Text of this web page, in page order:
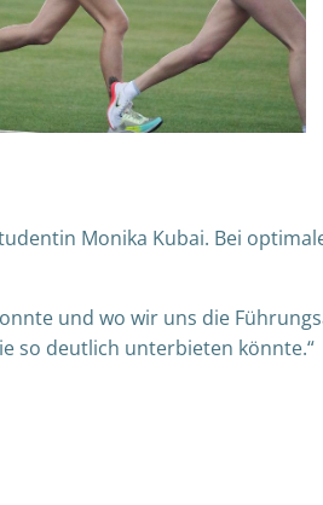
Monika Kubai. Bei
und wo wir uns die
so deutlich unterbieten könnte.“